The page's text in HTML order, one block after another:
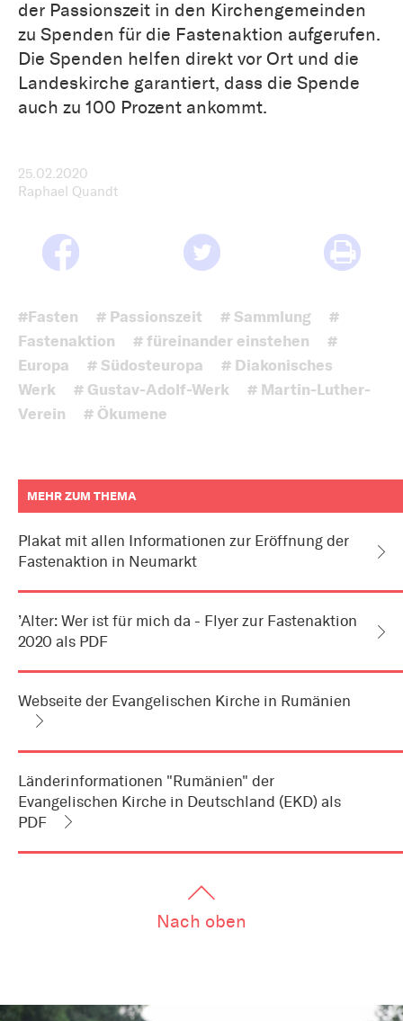
der Passionszeit in den Kirchengemeinden
zu Spenden für die Fastenaktion aufgerufen.
Die Spenden helfen direkt vor Ort und die
Landeskirche garantiert, dass die Spende
auch zu 100 Prozent ankommt.
25.02.2020
Raphael Quandt
#Fasten # Passionszeit # Sammlung
#
Fastenaktion
# füreinander einstehen
#
Europa
# Südosteuropa
# Diakonisches
Werk
# Gustav-Adolf-Werk
# Martin-Luther-
Verein
# Ökumene
MEHR ZUM THEMA
zum
Artikel
Plakat mit allen Informationen zur Eröffnung der
Fastenaktion in Neumarkt
’Alter: Wer ist für mich da - Flyer zur Fastenaktion
2020 als PDF
Webseite der Evangelischen Kirche in Rumänien
Länderinformationen "Rumänien" der
Evangelischen Kirche in Deutschland (EKD) als
PDF
Nach oben